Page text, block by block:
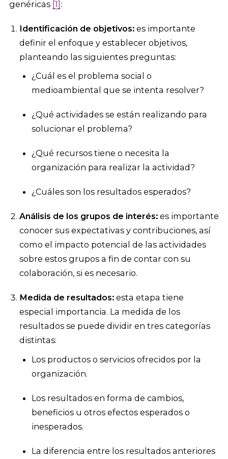
genéricas [1]:
Identificación de objetivos: es importante
definir el enfoque y establecer objetivos,
planteando las siguientes preguntas:
¿Cuál es el problema social o
medioambiental que se intenta resolver?
¿Qué actividades se están realizando para
solucionar el problema?
¿Qué recursos tiene o necesita la
organización para realizar la actividad?
¿Cuáles son los resultados esperados?
Análisis de los grupos de interés: es importante
conocer sus expectativas y contribuciones, así
como el impacto potencial de las actividades
sobre estos grupos a fin de contar con su
colaboración, si es necesario.
Medida de resultados: esta etapa tiene
especial importancia. La medida de los
resultados se puede dividir en tres categorías
distintas:
Los productos o servicios ofrecidos por la
organización.
Los resultados en forma de cambios,
beneficios u otros efectos esperados o
inesperados.
La diferencia entre los resultados anteriores